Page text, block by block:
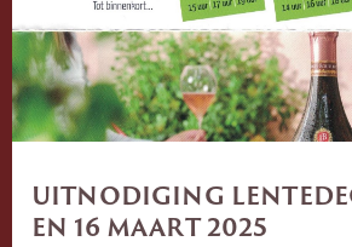
UITNODIGING
EN 16 MAART 2025